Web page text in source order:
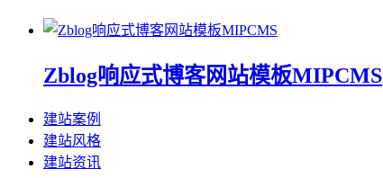
Zblog响应式博客网站模板MIPCMS
建站案例
建站风格
建站资讯